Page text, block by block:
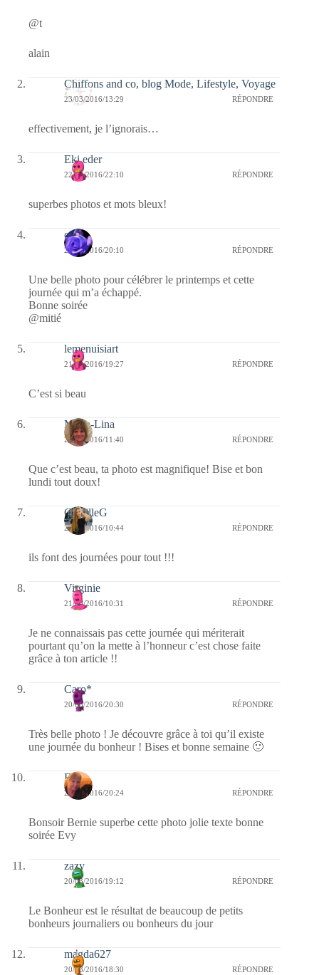
@t
alain
Chiffons and co, blog Mode, Lifestyle, Voyage
23/03/2016/13:29 RÉPONDRE
effectivement, je l’ignorais…
Eki eder
22/03/2016/22:10 RÉPONDRE
superbes photos et mots bleux!
covix
22/03/2016/20:10 RÉPONDRE
Une belle photo pour célébrer le printemps et cette
journée qui m’a échappé.
Bonne soirée
@mitié
lemenuisiart
21/03/2016/19:27 RÉPONDRE
C’est si beau
Maria-Lina
21/03/2016/11:40 RÉPONDRE
Que c’est beau, ta photo est magnifique! Bise et bon
lundi tout doux!
CamilleG
21/03/2016/10:44 RÉPONDRE
ils font des journées pour tout !!!
Virginie
21/03/2016/10:31 RÉPONDRE
Je ne connaissais pas cette journée qui mériterait
pourtant qu’on la mette à l’honneur c’est chose faite
grâce à ton article !!
Caro*
20/03/2016/20:30 RÉPONDRE
Très belle photo ! Je découvre grâce à toi qu’il existe
une journée du bonheur ! Bises et bonne semaine 🙂
Evy
20/03/2016/20:24 RÉPONDRE
Bonsoir Bernie superbe cette photo jolie texte bonne
soirée Evy
zazy
20/03/2016/19:12 RÉPONDRE
Le Bonheur est le résultat de beaucoup de petits
bonheurs journaliers ou bonheurs du jour
magda627
20/03/2016/18:30 RÉPONDRE